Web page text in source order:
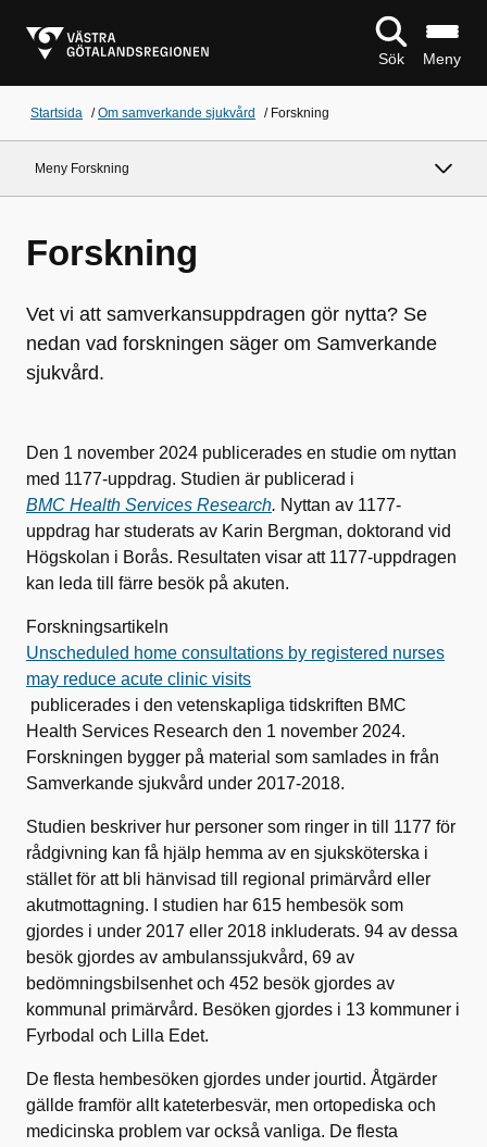
Sök Meny
Startsida /Om samverkande sjukvård / Forskning
Meny Forskning
Forskning
Vet vi att samverkansuppdragen gör nytta? Se
nedan vad forskningen säger om Samverkande
sjukvård.
Den 1 november 2024 publicerades en studie om nyttan
med 1177-uppdrag. Studien är publicerad i
BMC Health Services Research. Nyttan av 1177-
uppdrag har studerats av Karin Bergman, doktorand vid
Högskolan i Borås. Resultaten visar att 1177-uppdragen
kan leda till färre besök på akuten.
Forskningsartikeln
Unscheduled home consultations by registered nurses
may reduce acute clinic visits
publicerades i den vetenskapliga tidskriften BMC
Health Services Research den 1 november 2024.
Forskningen bygger på material som samlades in från
Samverkande sjukvård under 2017-2018.
Studien beskriver hur personer som ringer in till 1177 för
rådgivning kan få hjälp hemma av en sjuksköterska i
stället för att bli hänvisad till regional primärvård eller
akutmottagning. I studien har 615 hembesök som
gjordes i under 2017 eller 2018 inkluderats. 94 av dessa
besök gjordes av ambulanssjukvård, 69 av
bedömningsbilsenhet och 452 besök gjordes av
kommunal primärvård. Besöken gjordes i 13 kommuner i
Fyrbodal och Lilla Edet.
De flesta hembesöken gjordes under jourtid. Åtgärder
gällde framför allt kateterbesvär, men ortopediska och
medicinska problem var också vanliga. De flesta